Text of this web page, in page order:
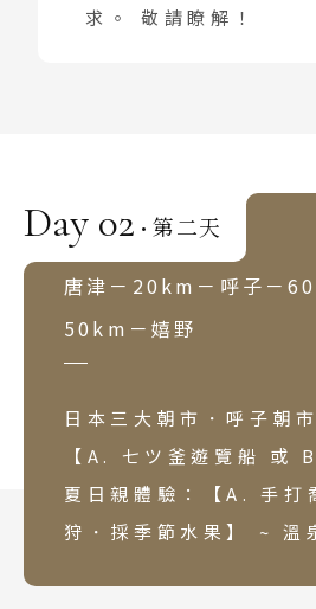
求。 敬請瞭解！
Day 02 · 第二天
唐津－20km－呼子－
50km－嬉野
日本三大朝市．呼子朝
【A. 七ツ釜遊覽船 或
夏日親體驗：【A. 手
狩．採季節水果】 ~ 溫